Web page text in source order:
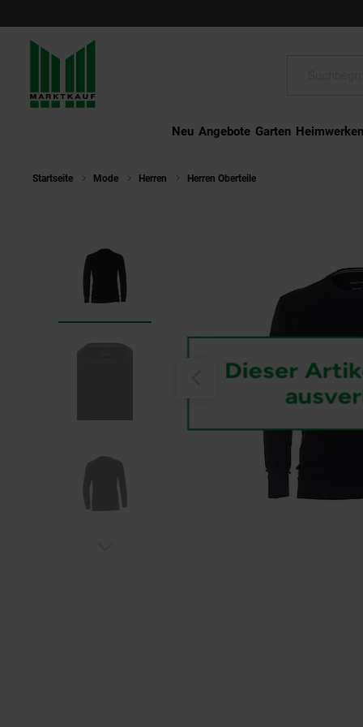
Neu Angebote Garten Heimwerken
Startseite Mode Herren Herren Oberteile